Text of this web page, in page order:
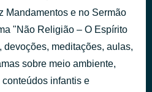
Mandamentos e no Sermão
"Não Religião – O Espírito
devoções, meditações, aulas,
sobre meio ambiente,
infantis e